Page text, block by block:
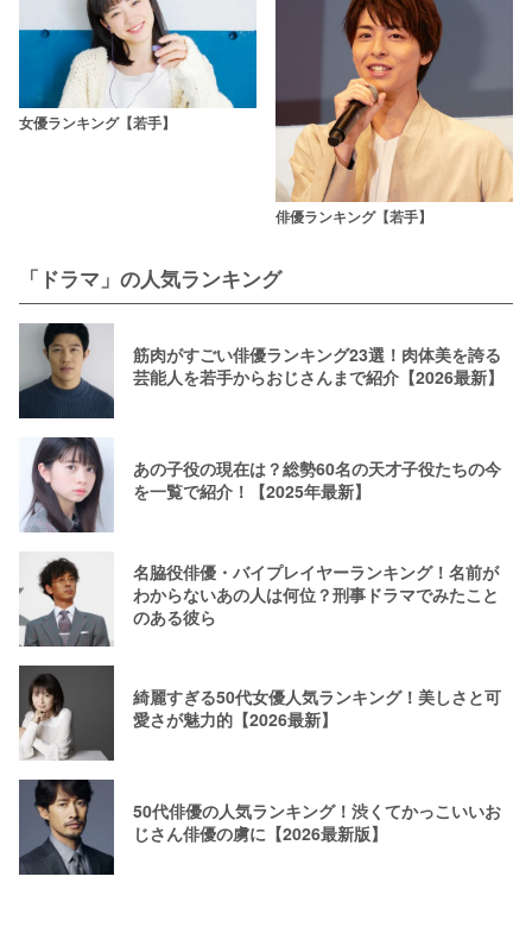
女優ランキング【若手】
俳優ランキング【若手】
「ドラマ」の人気ランキング
筋肉がすごい俳優ランキング23選！肉体美を誇る
芸能人を若手からおじさんまで紹介【2026最新】
あの子役の現在は？総勢60名の天才子役たちの今
を一覧で紹介！【2025年最新】
名脇役俳優・バイプレイヤーランキング！名前が
わからないあの人は何位？刑事ドラマでみたこと
のある彼ら
綺麗すぎる50代女優人気ランキング！美しさと可
愛さが魅力的【2026最新】
50代俳優の人気ランキング！渋くてかっこいいお
じさん俳優の虜に【2026最新版】